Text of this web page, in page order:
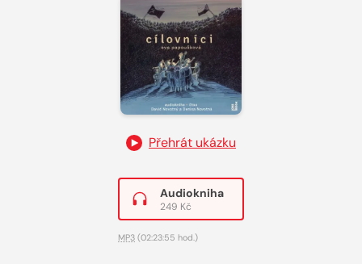
Přehrát ukázku
Audiokniha
249 Kč
MP3 (02:23:55 hod.)